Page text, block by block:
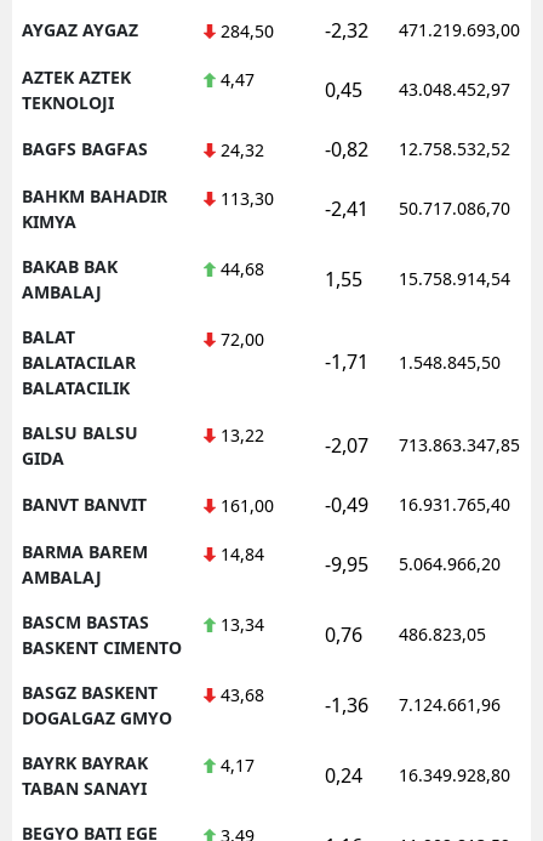
AYGAZ AYGAZ 284,50 -2,32 471.219.693,00
AZTEK AZTEK
TEKNOLOJI
4,47 0,45 43.048.452,97
BAGFS BAGFAS 24,32 -0,82 12.758.532,52
BAHKM BAHADIR
KIMYA
113,30 -2,41 50.717.086,70
BAKAB BAK
AMBALAJ
44,68 1,55 15.758.914,54
BALAT
BALATACILAR
BALATACILIK
72,00
-1,71 1.548.845,50
BALSU BALSU
GIDA
13,22 -2,07 713.863.347,85
BANVT BANVIT 161,00 -0,49 16.931.765,40
BARMA BAREM
AMBALAJ
14,84 -9,95 5.064.966,20
BASCM BASTAS
BASKENT CIMENTO
13,34 0,76 486.823,05
BASGZ BASKENT
DOGALGAZ GMYO
43,68 -1,36 7.124.661,96
BAYRK BAYRAK
TABAN SANAYI
4,17 0,24 16.349.928,80
BEGYO BATI EGE
3,49